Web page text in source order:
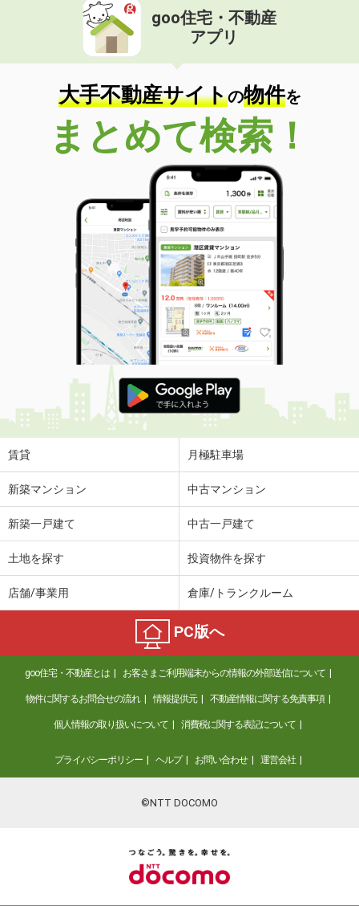
goo住宅・不動産
アプリ
大手不動産サイトの物件を
まとめて検索！
賃貸 月極駐車場
新築マンション 中古マンション
新築一戸建て 中古一戸建て
土地を探す 投資物件を探す
店舗/事業用 倉庫/トランクルーム
PC版へ
goo住宅・不動産とは お客さまご利用端末からの情報の外部送信について
物件に関するお問合せの流れ 情報提供元 不動産情報に関する免責事項
個人情報の取り扱いについて 消費税に関する表記について
プライバシーポリシー ヘルプ お問い合わせ 運営会社
©NTT DOCOMO